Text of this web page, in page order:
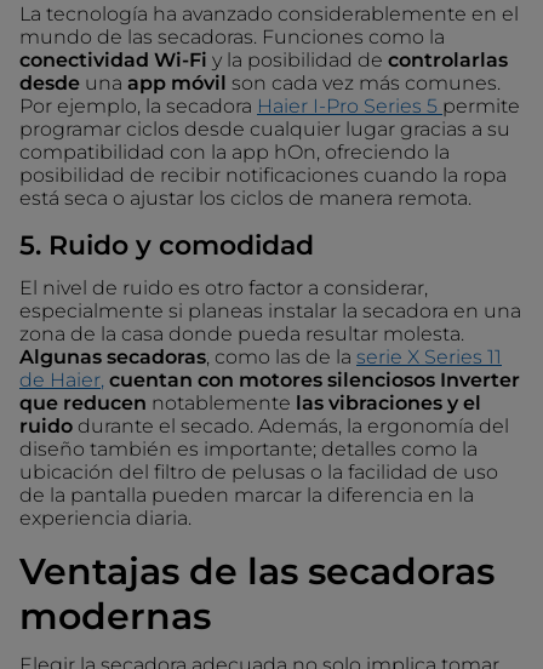
La tecnología ha avanzado considerablemente en el
mundo de las secadoras. Funciones como la
conectividad Wi-Fi y la posibilidad de controlarlas
desde una app móvil son cada vez más comunes.
Por ejemplo, la secadora Haier I-Pro Series 5 permite
programar ciclos desde cualquier lugar gracias a su
compatibilidad con la app hOn, ofreciendo la
posibilidad de recibir notificaciones cuando la ropa
está seca o ajustar los ciclos de manera remota.
5. Ruido y comodidad
El nivel de ruido es otro factor a considerar,
especialmente si planeas instalar la secadora en una
zona de la casa donde pueda resultar molesta.
Algunas secadoras , como las de la serie X Series 11
de Haier cuentan con motores silenciosos Inverter
que reducen notablemente las vibraciones y el
ruido durante el secado. Además, la ergonomía del
diseño también es importante; detalles como la
ubicación del filtro de pelusas o la facilidad de uso
de la pantalla pueden marcar la diferencia en la
experiencia diaria.
Ventajas de las secadoras
modernas